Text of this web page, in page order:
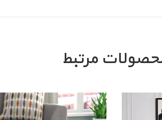
مرتبط